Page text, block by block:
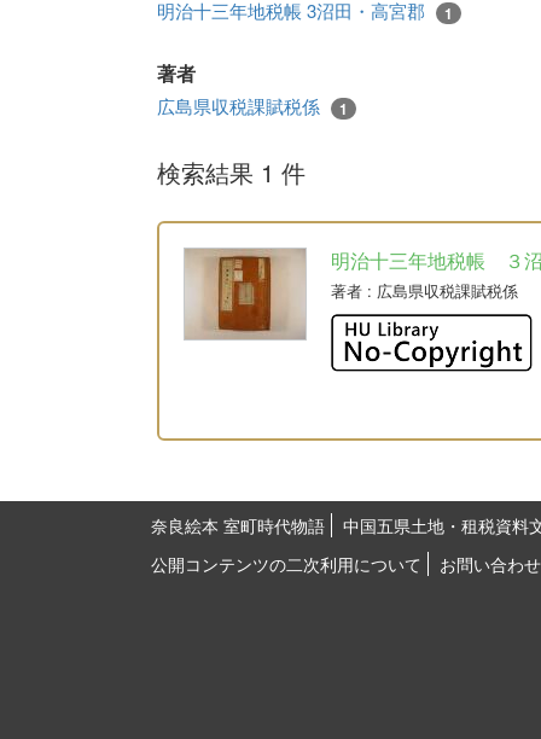
明治十三年地税帳 3沼田・高宮郡 1
著者
広島県収税課賦税係 1
検索結果 1 件
明治十三年地税帳 ３
著者 : 広島県収税課賦税係
奈良絵本 室町時代物語
中国五県土地・租税資料
公開コンテンツの二次利用について
お問い合わせ